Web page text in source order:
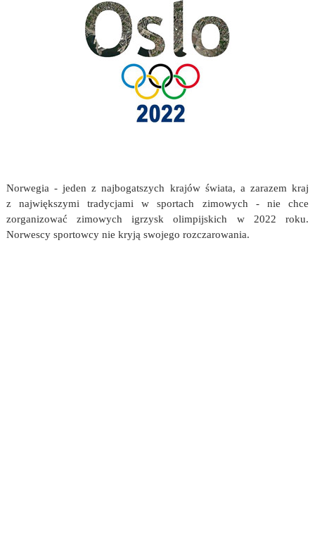
Norwegia - jeden z najbogatszych krajów świata, a zarazem kraj
z największymi tradycjami w sportach zimowych - nie chce
zorganizować zimowych igrzysk olimpijskich w 2022 roku.
Norwescy sportowcy nie kryją swojego rozczarowania.